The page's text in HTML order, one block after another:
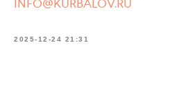
INFO@KURBALOV.RU
2025-12-24 21:31
Связаться с нами